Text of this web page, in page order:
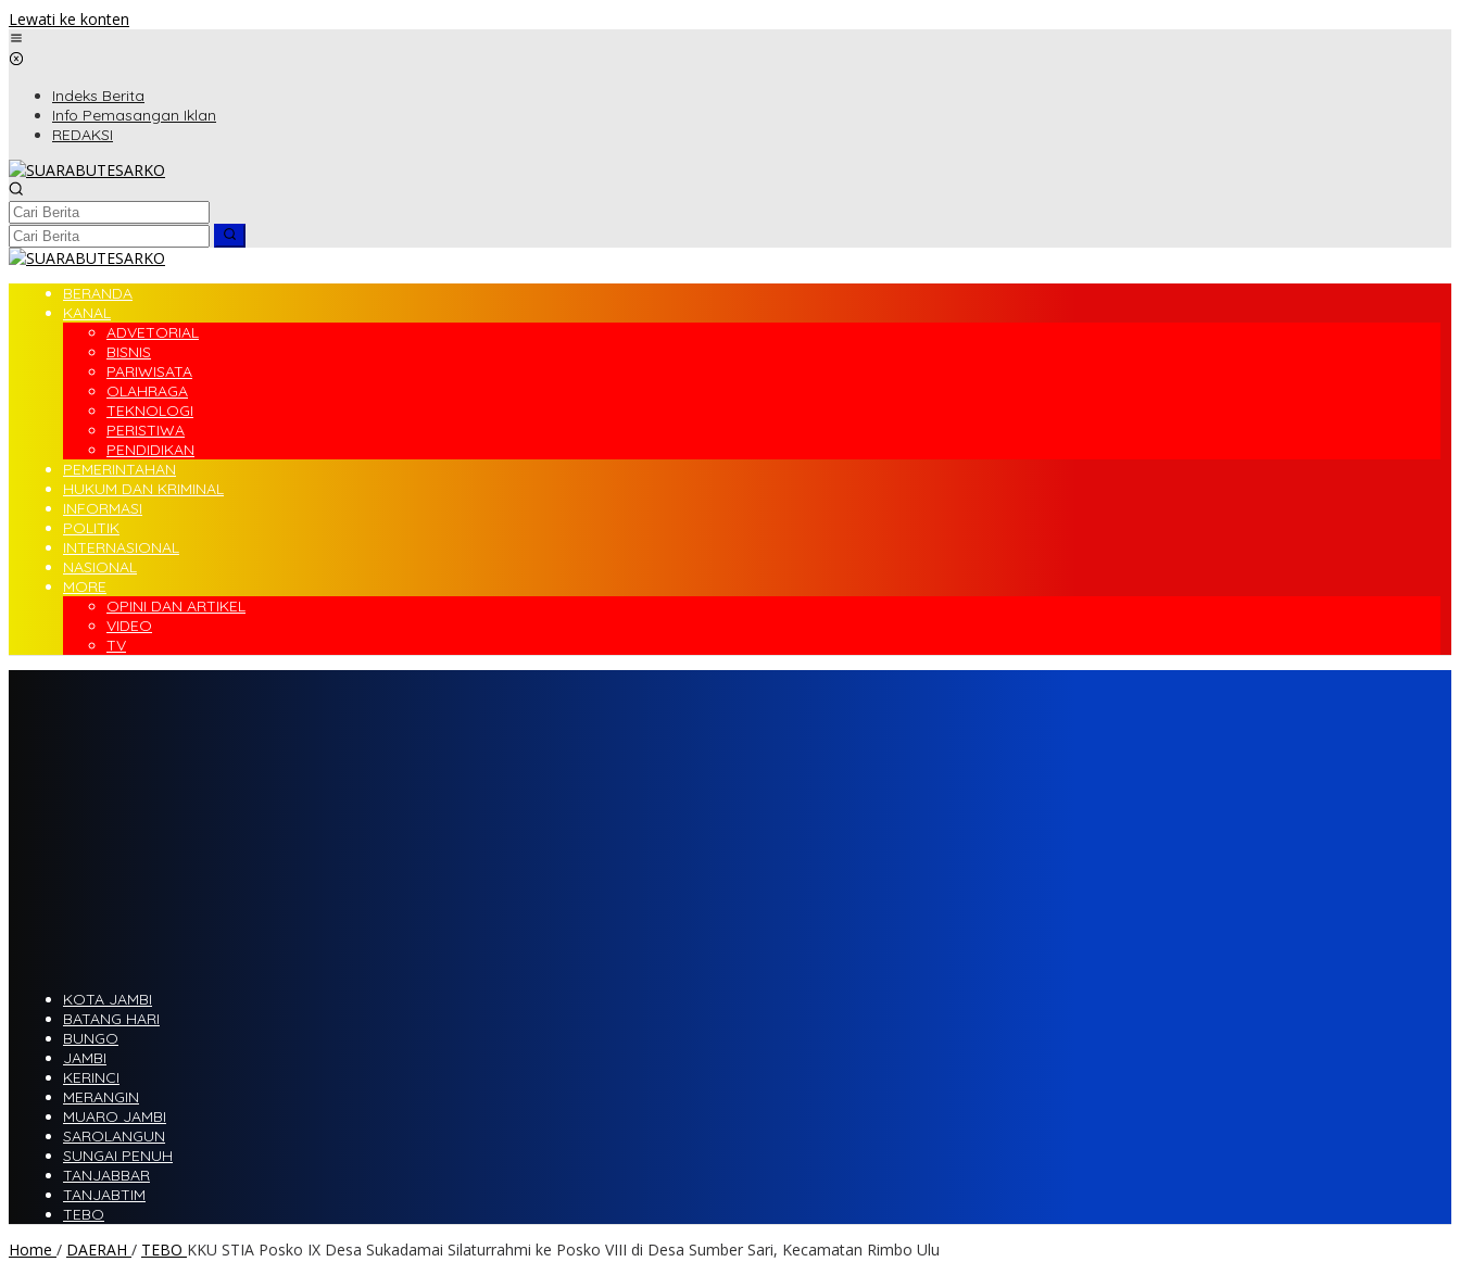
Lewati ke konten
Indeks Berita
Info Pemasangan Iklan
REDAKSI
BERANDA
KANAL
ADVETORIAL
BISNIS
PARIWISATA
OLAHRAGA
TEKNOLOGI
PERISTIWA
PENDIDIKAN
PEMERINTAHAN
HUKUM DAN KRIMINAL
INFORMASI
POLITIK
INTERNASIONAL
NASIONAL
MORE
OPINI DAN ARTIKEL
VIDEO
TV
KOTA JAMBI
BATANG HARI
BUNGO
JAMBI
KERINCI
MERANGIN
MUARO JAMBI
SAROLANGUN
SUNGAI PENUH
TANJABBAR
TANJABTIM
TEBO
Home / DAERAH / TEBO KKU STIA Posko IX Desa Sukadamai Silaturrahmi ke Posko VIII di Desa Sumber Sari, Kecamatan Rimbo Ulu